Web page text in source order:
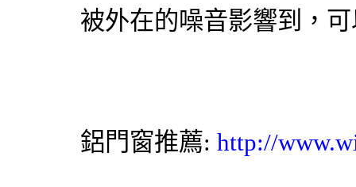
被外在的噪音影響到，
鋁門窗推薦: http://